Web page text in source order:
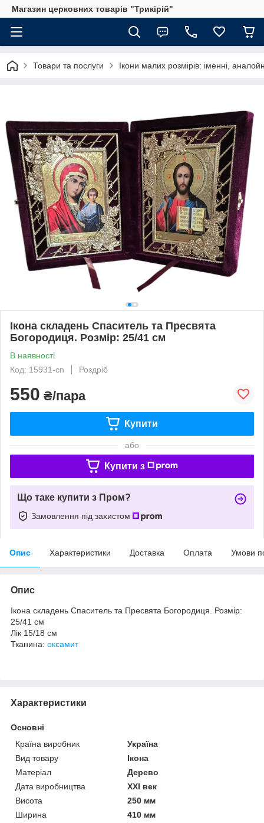
Магазин церковних товарів "Трикірій"
Товари та послуги Ікони малих розмірів: іменні,
Ікона складень Спаситель та Пресвята
Богородиця. Розмір: 25/41 см
В наявності
Код: 15931-cn
Роздріб
550 ₴/пара
Купити
або
Купити з
Що таке купити з Пром?
Замовлення під захистом
Опис Характеристики Доставка Оплата Умови
Опис
Ікона складень Спаситель та Пресвята Богородиця. Розмір:
25/41 см
Лік 15/18 см
Тканина: оксамит
Характеристики
Основні
Країна виробник
Україна
Вид товару
Ікона
Матеріал
Дерево
Дата виробництва
XXI век
Висота
250 мм
Ширина
410 мм